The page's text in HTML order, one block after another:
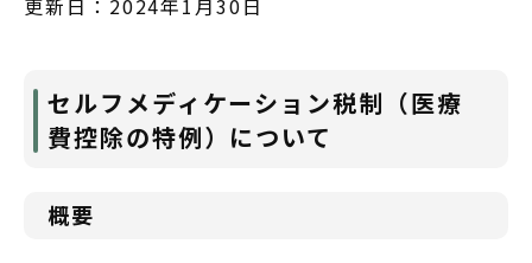
更新日：2024年1月30日
セルフメディケーション税制（医療
費控除の特例）について
概要